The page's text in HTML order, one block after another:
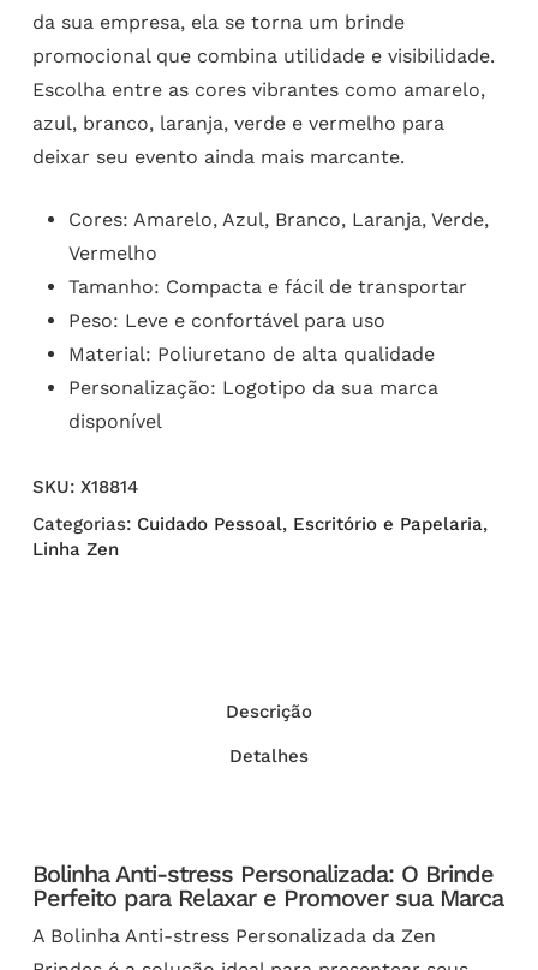
da sua empresa, ela se torna um brinde
promocional que combina utilidade e visibilidade.
Escolha entre as cores vibrantes como amarelo,
azul, branco, laranja, verde e vermelho para
deixar seu evento ainda mais marcante.
Cores: Amarelo, Azul, Branco, Laranja, Verde,
Vermelho
Tamanho: Compacta e fácil de transportar
Peso: Leve e confortável para uso
Material: Poliuretano de alta qualidade
Personalização: Logotipo da sua marca
disponível
SKU: X18814
Categorias: Cuidado Pessoal, Escritório e Papelaria,
Linha Zen
Descrição
Detalhes
Bolinha Anti-stress Personalizada: O Brinde
Perfeito para Relaxar e Promover sua Marca
A Bolinha Anti-stress Personalizada da Zen